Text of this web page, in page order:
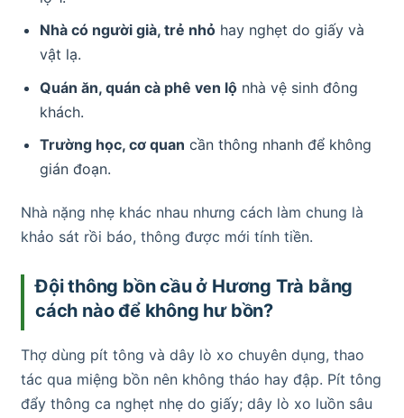
Nhà có người già, trẻ nhỏhay nghẹt do giấy và
vật lạ.
Quán ăn, quán cà phê ven lộnhà vệ sinh đông
khách.
Trường học, cơ quan cần thông nhanh để không
gián đoạn.
Nhà nặng nhẹ khác nhau nhưng cách làm chung là
khảo sát rồi báo, thông được mới tính tiền.
Đội thông bồn cầu ở Hương Trà bằng
cách nào để không hư bồn?
Thợ dùng pít tông và dây lò xo chuyên dụng, thao
tác qua miệng bồn nên không tháo hay đập. Pít tông
đẩy thông ca nghẹt nhẹ do giấy; dây lò xo luồn sâu